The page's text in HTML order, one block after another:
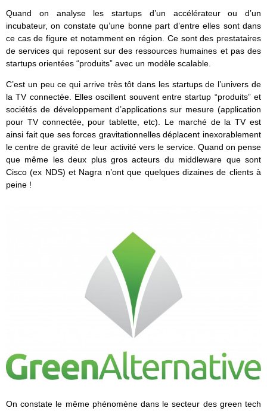
Quand on analyse les startups d’un accélérateur ou d’un
incubateur, on constate qu’une bonne part d’entre elles sont dans
ce cas de figure et notamment en région. Ce sont des prestataires
de services qui reposent sur des ressources humaines et pas des
startups orientées “produits” avec un modèle scalable.
C’est un peu ce qui arrive très tôt dans les startups de l’univers de
la TV connectée. Elles oscillent souvent entre startup “produits” et
sociétés de développement d’applications sur mesure (application
pour TV connectée, pour tablette, etc). Le marché de la TV est
ainsi fait que ses forces gravitationnelles déplacent inexorablement
le centre de gravité de leur activité vers le service. Quand on pense
que même les deux plus gros acteurs du middleware que sont
Cisco (ex NDS) et Nagra n’ont que quelques dizaines de clients à
peine !
On constate le même phénomène dans le secteur des green tech